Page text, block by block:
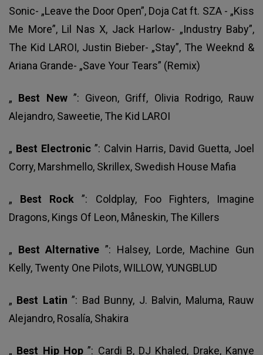
Sonic- „Leave the Door Open”, Doja Cat ft. SZA - „Kiss
Me More”, Lil Nas X, Jack Harlow- „Industry Baby”,
The Kid LAROI, Justin Bieber- „Stay”, The Weeknd &
Ariana Grande- „Save Your Tears” (Remix)
„ Best New ”: Giveon, Griff, Olivia Rodrigo, Rauw
Alejandro, Saweetie, The Kid LAROI
„ Best Electronic ”: Calvin Harris, David Guetta, Joel
Corry, Marshmello, Skrillex, Swedish House Mafia
„ Best Rock”: Coldplay, Foo Fighters, Imagine
Dragons, Kings Of Leon, Måneskin, The Killers
„ Best Alternative”: Halsey, Lorde, Machine Gun
Kelly, Twenty One Pilots, WILLOW, YUNGBLUD
„ Best Latin”: Bad Bunny, J. Balvin, Maluma, Rauw
Alejandro, Rosalía, Shakira
„ Best Hip Hop”: Cardi B, DJ Khaled, Drake, Kanye